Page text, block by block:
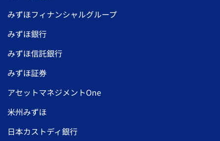
みずほフィナンシャルグループ
みずほ銀行
みずほ信託銀行
みずほ証券
アセットマネジメントOne
米州みずほ
日本カストディ銀行